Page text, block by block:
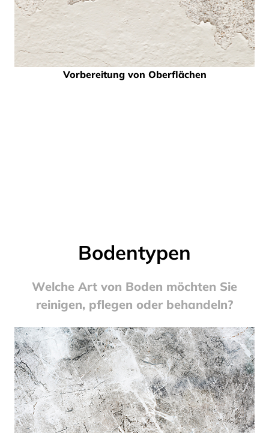
Vorbereitung von Oberflächen
Bodentypen
Welche Art von Boden möchten Sie
reinigen, pflegen oder behandeln?